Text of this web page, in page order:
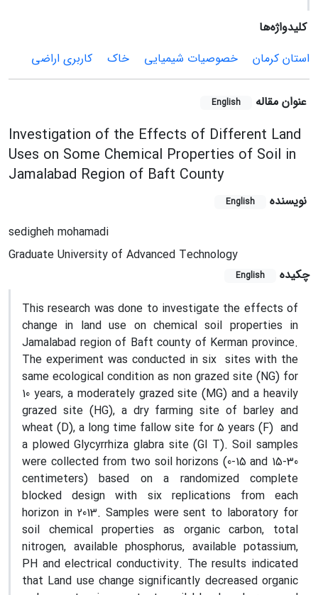
کلیدواژه‌ها
استان کرمان
خصوصیات شیمیایی خاک کاربری اراضی
عنوان مقاله English
Investigation of the Effects of Different Land
Uses on Some Chemical Properties of Soil in
Jamalabad Region of Baft County
نویسنده English
sedigheh mohamadi
Graduate University of Advanced Technology
چکیده
English
This research was done to investigate the effects of
change in land use on chemical soil properties in
Jamalabad region of Baft county of Kerman province.
The experiment was conducted in six sites with the
same ecological condition as non grazed site (NG) for
10 years, a moderately grazed site (MG) and a heavily
grazed site (HG), a dry farming site of barley and
wheat (D), a long time fallow site for 5 years (F) and
a plowed Glycyrrhiza glabra site (Gl T). Soil samples
were collected from two soil horizons (0-15 and 15-30
centimeters) based on a randomized complete
blocked design with six replications from each
horizon in 2013. Samples were sent to laboratory for
soil chemical properties as organic carbon, total
nitrogen, available phosphorus, available potassium,
PH and electrical conductivity. The results indicated
that Land use change significantly decreased organic